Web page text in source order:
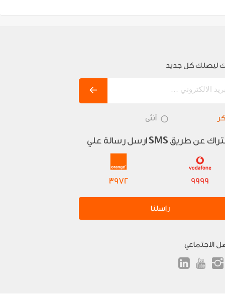
ليصلك كل جديد
أنثى
عن طريق SMS ارسل رسالة علي
9999
3972
راسلنا
الاجتماعي